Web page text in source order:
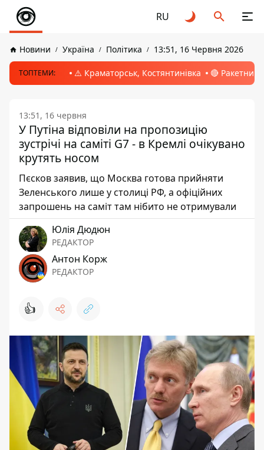
RU
Новини Україна Політика 13:51, 16 Червня 2026
ТОПТЕМИ: ⚠️ Краматорськ, Костянтинівка 🔴 Ракетний
13:51, 16 червня
У Путіна відповіли на пропозицію
зустрічі на саміті G7 - в Кремлі очікувано
крутять носом
Пєсков заявив, що Москва готова прийняти
Зеленського лише у столиці РФ, а офіційних
запрошень на саміт там нібито не отримували
Юлія Дюдюн
РЕДАКТОР
Антон Корж
РЕДАКТОР
👍